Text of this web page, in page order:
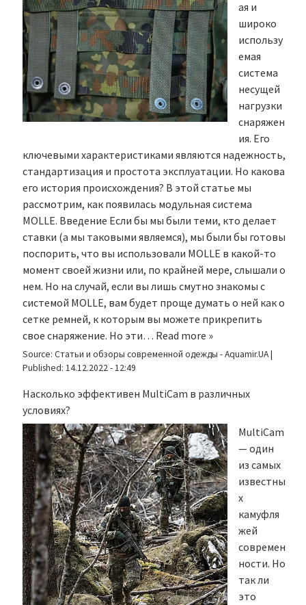
ая и
широко
использу
емая
система
несущей
нагрузки
снаряжен
ия. Его
ключевыми характеристиками являются надежность,
стандартизация и простота эксплуатации. Но какова
его история происхождения? В этой статье мы
рассмотрим, как появилась модульная система
MOLLE. Введение Если бы мы были теми, кто делает
ставки (а мы таковыми являемся), мы были бы готовы
поспорить, что вы использовали MOLLE в какой-то
момент своей жизни или, по крайней мере, слышали о
нем. Но на случай, если вы лишь смутно знакомы с
системой MOLLE, вам будет проще думать о ней как о
сетке ремней, к которым вы можете прикрепить
свое снаряжение. Но эти… Read more »
Source: Статьи и обзоры современной одежды - Aquamir.UA|
Published: 14.12.2022 - 12:49
Насколько эффективен MultiCam в различных
условиях?
MultiCam
— один
из самых
известны
х
камуфля
жей
современ
ности. Но
так ли
это